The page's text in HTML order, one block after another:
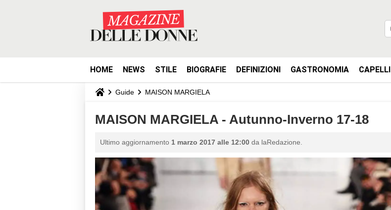
HOME NEWS STILE BIOGRAFIE DEFINIZIONI GASTRONOMIA CAPELLI
Guide MAISON MARGIELA
MAISON MARGIELA - Autunno-Inverno 17-18
Ultimo aggiornamento 1 marzo 2017 alle 12:00 da laRedazione.